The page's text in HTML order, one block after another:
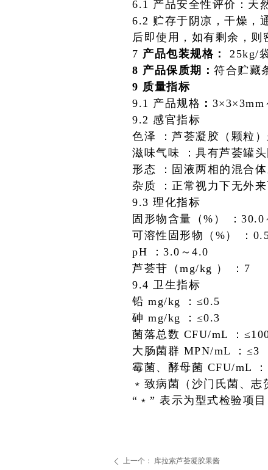
ꄴ 上一个： 库拉索芦荟凝胶果酱
6.1 产品安全性评价：天
6.2 贮存于阴凉，干燥，
后即使用，如有剩余，则
7 产品包装规格： 25kg/
8 产品保质期： 符合贮藏
9 质量指标
9.1 产品规格 ： 3×3×3mm
9.2 感官指标
色泽 ： 芦荟凝胶（颗粒
滋味气味 ： 具有芦荟罐
形态 ： 固液两相的混合体
杂质 ： 正常视力下无外来
9.3 理化指标
固形物含量（%） ： 30.0
可溶性固形物（%） ：
pH ： 3.0～4.0
芦荟苷（mg/kg ） ： 7
9.4 卫生指标
铅 mg/kg ： ≤0.5
砷 mg/kg ： ≤0.3
菌落总数 CFU/mL ：
大肠菌群 MPN/mL ： ≤3
霉菌、酵母菌 CFU/mL ：
﹡致病菌（沙门氏菌、志
“﹡” 表示为型式检验项